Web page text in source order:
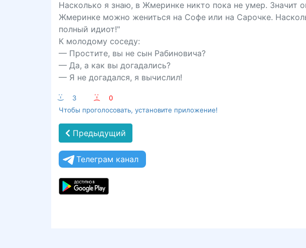
Насколько я знаю, в Жмеринке никто пока не умер. Значит
Жмеринке можно жениться на Софе или на Сарочке.
полный идиот!"
К молодому соседу:
— Простите, вы не сын Рабиновича?
— Да, а как вы догадались?
— Я не догадался, я вычислил!
:-) 3 :-(
0
Чтобы проголосовать, установите приложение!
Предыдущий
Телеграм канал